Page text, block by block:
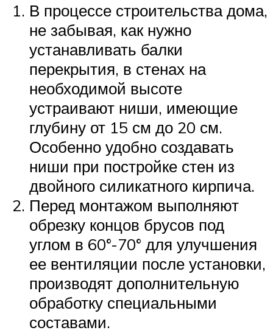
В процессе строительства дома,
не забывая, как нужно
устанавливать балки
перекрытия, в стенах на
необходимой высоте
устраивают ниши, имеющие
глубину от 15 см до 20 см.
Особенно удобно создавать
ниши при постройке стен из
двойного силикатного кирпича.
Перед монтажом выполняют
обрезку концов брусов под
углом в 60°-70° для улучшения
ее вентиляции после установки,
производят дополнительную
обработку специальными
составами.